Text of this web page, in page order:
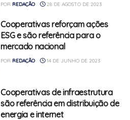
POR REDAÇÃO 28 DE AGOSTO DE 2023
Cooperativas reforçam ações
ESG e são referência para o
mercado nacional
POR REDAÇÃO 14 DE JUNHO DE 2023
Cooperativas de infraestrutura
são referência em distribuição de
energia e internet